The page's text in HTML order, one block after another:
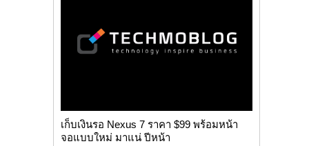
เก็บเงินรอ Nexus 7 ราคา $99 พร้อมหน้า
จอแบบใหม่ มาแน่ ปีหน้า